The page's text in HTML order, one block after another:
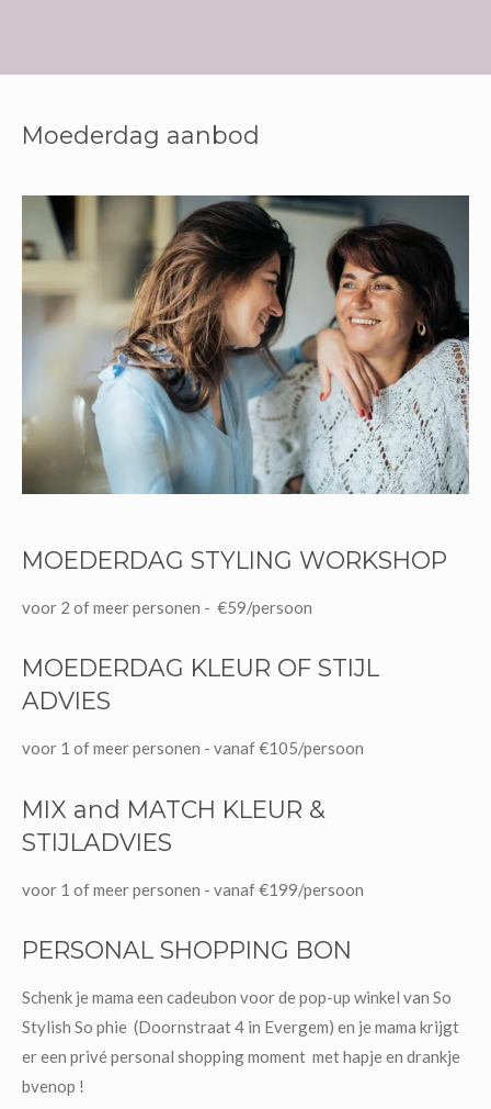
Moederdag aanbod
MOEDERDAG STYLING WORKSHOP
voor 2 of meer personen - €59/persoon
MOEDERDAG KLEUR OF STIJL
ADVIES
voor 1 of meer personen - vanaf €105/persoon
MIX and MATCH KLEUR &
STIJLADVIES
voor 1 of meer personen - vanaf €199/persoon
PERSONAL SHOPPING BON
Schenk je mama een cadeubon voor de pop-up winkel van So
Stylish So phie (Doornstraat 4 in Evergem) en je mama krijgt
er een privé personal shopping moment met hapje en drankje
bvenop !